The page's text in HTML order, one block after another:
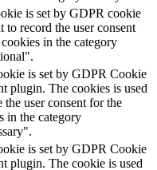
is set by GDPR cookie
to record the user consent
in the category
is set by GDPR Cookie
plugin. The cookies is used
the user consent for the
in the category
is set by GDPR Cookie
plugin. The cookie is used